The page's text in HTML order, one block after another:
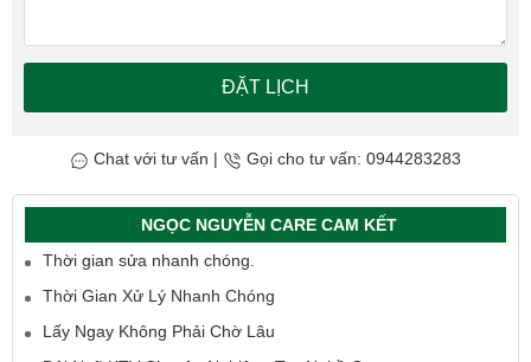
ĐẶT LỊCH
Chat với tư vấn | Gọi cho tư vấn: 0944283283
NGỌC NGUYỄN CARE CAM KẾT
Thời gian sửa nhanh chóng.
Thời Gian Xử Lý Nhanh Chóng
Lấy Ngay Không Phải Chờ Lâu